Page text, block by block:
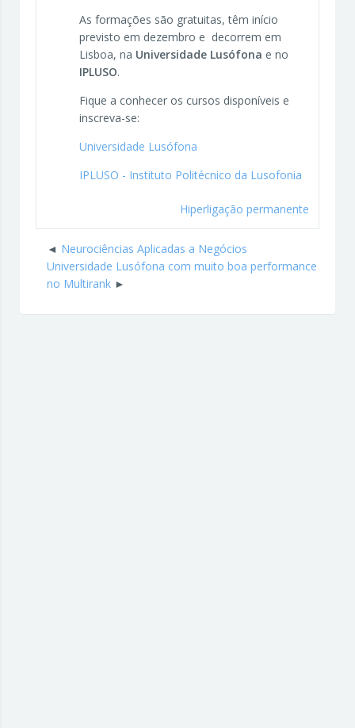
As formações são gratuitas, têm início
previsto em dezembro e decorrem em
Lisboa, na Universidade Lusófona e no
IPLUSO.
Fique a conhecer os cursos disponíveis e
inscreva-se:
Universidade Lusófona
IPLUSO - Instituto Politécnico da Lusofonia
Hiperligação permanente
Neurociências Aplicadas a Negócios
Universidade Lusófona com muito boa performance
no Multirank